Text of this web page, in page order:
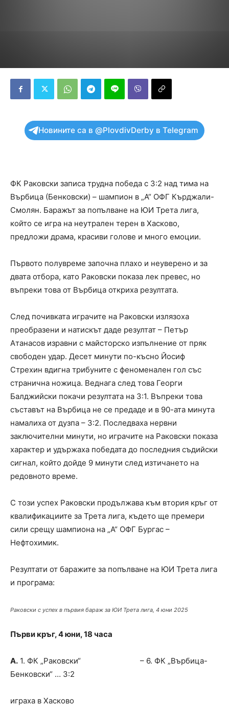
Новините са в @PlovdivDerby в Telegram
ФК Раковски записа трудна победа с 3:2 над тима на
Върбица (Бенковски) – шампион в „А“ ОФГ Кърджали-
Смолян. Баражът за попълване на ЮИ Трета лига,
който се игра на неутрален терен в Хасково,
предложи драма, красиви голове и много емоции.
Първото полувреме започна плахо и неуверено и за
двата отбора, като Раковски показа лек превес, но
въпреки това от Върбица откриха резултата.
След почивката играчите на Раковски излязоха
преобразени и натискът даде резултат – Петър
Атанасов изравни с майсторско изпълнение от пряк
свободен удар. Десет минути по-късно Йосиф
Стрехин вдигна трибуните с феноменален гол със
странична ножица. Веднага след това Георги
Балджийски покачи резултата на 3:1. Въпреки това
съставът на Върбица не се предаде и в 90-ата минута
намалиха от дузпа – 3:2. Последваха нервни
заключителни минути, но играчите на Раковски показа
характер и удържаха победата до последния съдийски
сигнал, който дойде 9 минути след изтичането на
редовното време.
С този успех Раковски продължава към втория кръг от
квалификациите за Трета лига, където ще премери
сили срещу шампиона на „А“ ОФГ Бургас –
Нефтохимик.
Резултати от баражите за попълване на ЮИ Трета лига
и програма:
Раковски с успех в първия бараж за ЮИ Трета лига, 4 юни 2025
Първи кръг, 4 юни, 18 часа
А. 1. ФК „Раковски“ – 6. ФК „Върбица-
Бенковски“ … 3:2
играха в Хасково